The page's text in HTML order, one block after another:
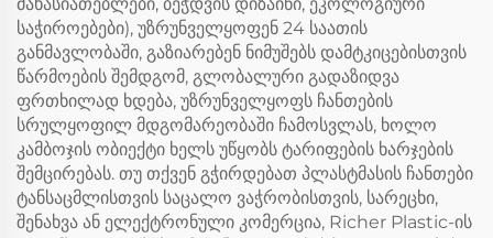
საჭიროებები), უზრუნველყოფენ 24 საათის
განმავლობაში, გაზიარებენ ნიმუშებს დამტკიცებისთვის
წარმოების შემდგომ, გლობალური გადაზიდვა
ფრთხილად ხდება, უზრუნველყოფს ჩანთების
სრულყოფილ მდგომარეობაში ჩამოსვლას, ხოლო
კამბოჯის ობიექტი ხელს უწყობს ტარიფების ხარჯების
შემცირებას. თუ თქვენ გჭირდებათ პლასტმასის ჩანთები
ტანსაცმლისთვის საცალო ვაჭრობისთვის, სარეცხი,
შენახვა ან ელექტრონული კომერცია, Richer Plastic-ის